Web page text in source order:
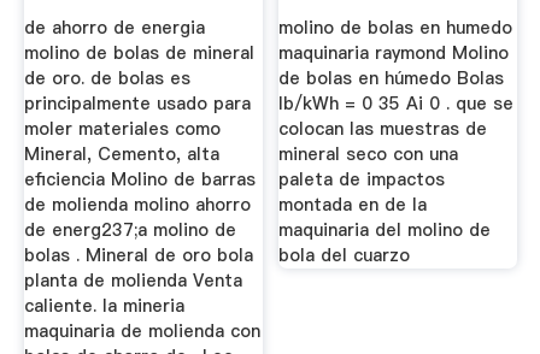
...
de ahorro de energia
molino de bolas de mineral
de oro. de bolas es
principalmente usado para
moler materiales como
Mineral, Cemento, alta
eficiencia Molino de barras
de molienda molino ahorro
de energ237;a molino de
bolas . Mineral de oro bola
planta de molienda Venta
caliente. la mineria
maquinaria de molienda con
Cuarzo
molino de bolas en humedo
maquinaria raymond Molino
de bolas en húmedo Bolas
lb/kWh = 0 35 Ai 0 . que se
colocan las muestras de
mineral seco con una
paleta de impactos
montada en de la
maquinaria del molino de
bola del cuarzo